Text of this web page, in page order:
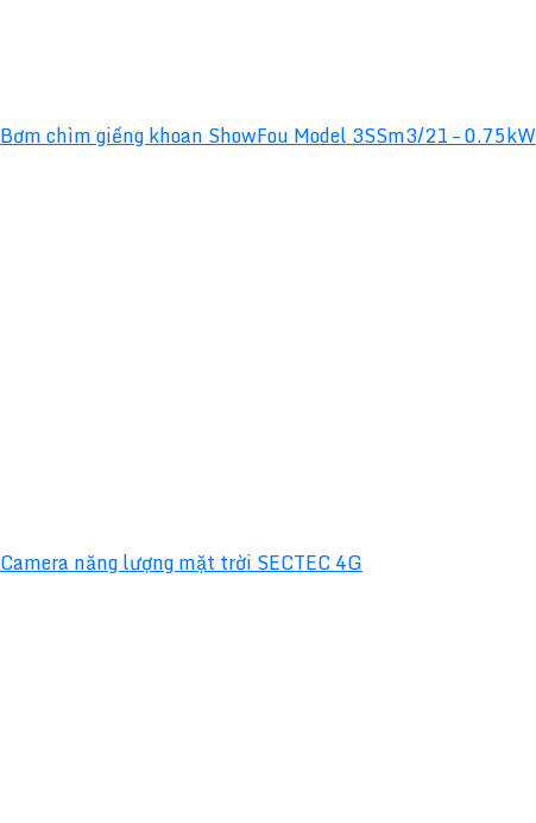
Bơm chìm giếng khoan ShowFou Model 3SSm3/21 – 0.75kW
Camera năng lượng mặt trời SECTEC 4G